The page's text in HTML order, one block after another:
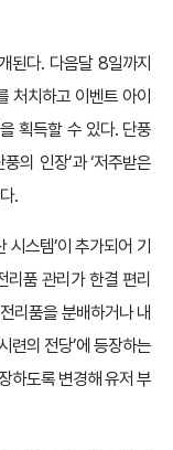
된다. 다음달 8일까지
처치하고 이벤트 아이
획득할 수 있다. 단풍
의 인장’과 ‘저주받은
.
스템’이 추가되어 기
품 관리가 한결 편리
리품을 분배하거나 내
련의 전당’에 등장하는
하도록 변경해 유저 부